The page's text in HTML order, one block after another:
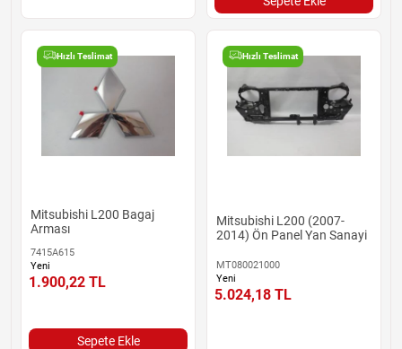
Hızlı Teslimat
Mitsubishi L200 Bagaj
Arması
7415A615
Yeni
1.900,22 TL
Sepete Ekle
Hızlı Teslimat
Mitsubishi L200 (2007-
2014) Ön Panel Yan Sanayi
MT080021000
Yeni
5.024,18 TL